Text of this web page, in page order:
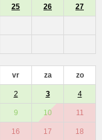
25 26 27
vr za zo
2 3 4
9 10 11
16 17 18